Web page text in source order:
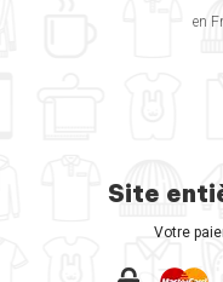
en
Site
Votre